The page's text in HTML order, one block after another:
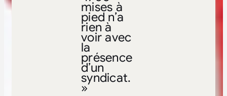
mises à
pied n’a
rien à
voir avec
la
présence
d’un
syndicat.
»